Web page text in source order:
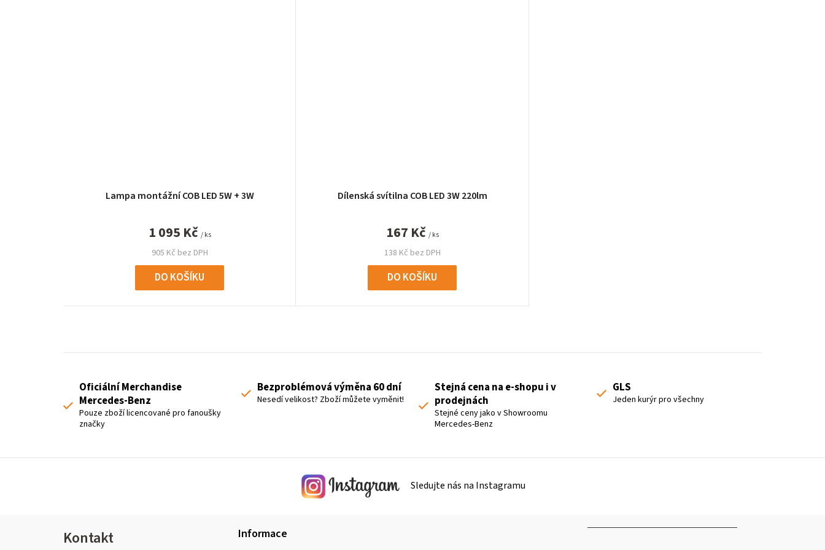
Lampa montážní COB LED 5W + 3W
905 Kč bez DPH
1 095 Kč / ks
DO KOŠÍKU
Dílenská svítilna COB LED 3W 220lm
138 Kč bez DPH
167 Kč / ks
DO KOŠÍKU
a
p
r
Oficiální Merchandise
Mercedes-Benz
Pouze zboží licencované pro fanoušky
značky
Bezproblémová výměna 60 dní
Nesedí velikost? Zboží můžete vyměnit!
Stejná cena na e-shopu i v
prodejnách
Stejné ceny jako v Showroomu
Mercedes-Benz
GLS
Jeden kurýr pro všechny
Sledujte nás na Instagramu
Kontakt Informace